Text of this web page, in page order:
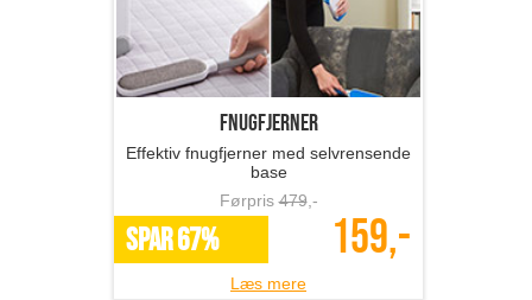
Fnugfjerner
Effektiv fnugfjerner med selvrensende
base
Førpris479,-
SPAR 67% 159,-
Læs mere